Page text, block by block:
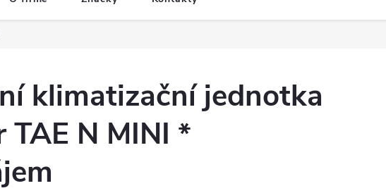
klimatizační jednotka
TAE N MINI *